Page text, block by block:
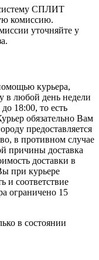
СПЛИТ
комиссию.
уточняйте у
курьера,
в любой день недели
18:00, то есть
обязательно Вам
предоставляется
в противном случае
причины доставка
доставки в
при курьере
и соответствие
ограничено 15
в состоянии